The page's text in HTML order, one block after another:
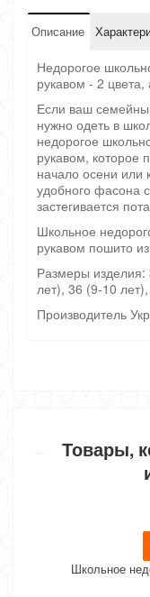
Описание
Недорогое
рукавом - 2 цвета,
Если ваш
нужно одеть в
недорогое
рукавом, которое
начало осени или
удобного фасона
застегивается
Школьное
рукавом пошито
Размеры изделия:
лет), 36 (9-10
Производитель
Товары,
Школьное